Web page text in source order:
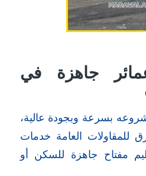
جاهزة في
بسرعة وبجودة عالية،
العامة خدمات
مفتاح جاهزة للسكن أو